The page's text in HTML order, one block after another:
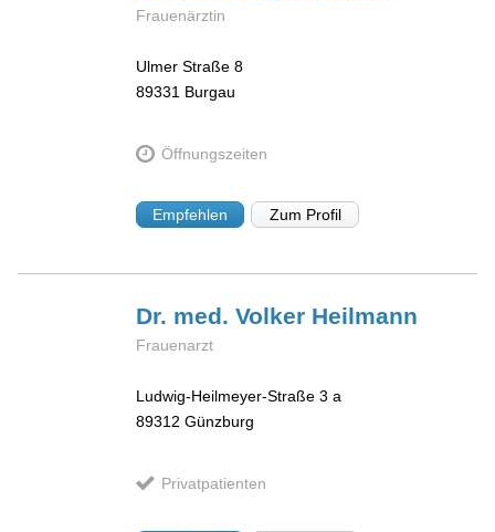
Frauenärztin
Ulmer Straße 8
89331 Burgau
Öffnungszeiten
Empfehlen Zum Profil
Dr. med. Volker Heilmann
Frauenarzt
Ludwig-Heilmeyer-Straße 3 a
89312 Günzburg
Privatpatienten